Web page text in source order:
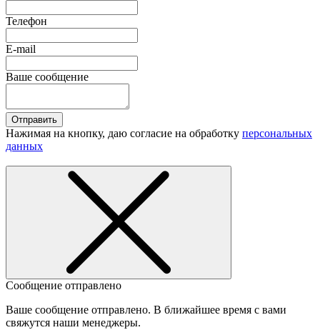
Телефон
E-mail
Ваше сообщение
Отправить
Нажимая на кнопку, даю согласие на обработку персональных
данных
Сообщение отправлено
Ваше сообщение отправлено. В ближайшее время с вами
свяжутся наши менеджеры.